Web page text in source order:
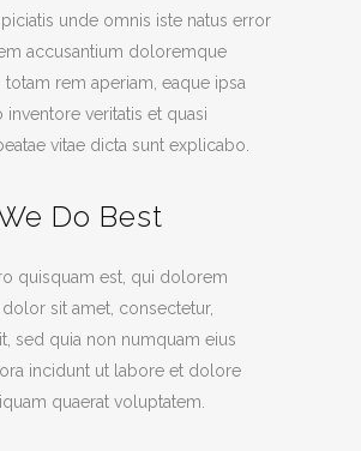
unde omnis iste natus error
accusantium doloremque
totam rem aperiam, eaque ipsa
inventore veritatis et quasi
vitae dicta sunt explicabo.
Do Best
quisquam est, qui dolorem
sit amet, consectetur,
sed quia non numquam eius
incidunt ut labore et dolore
quaerat voluptatem.